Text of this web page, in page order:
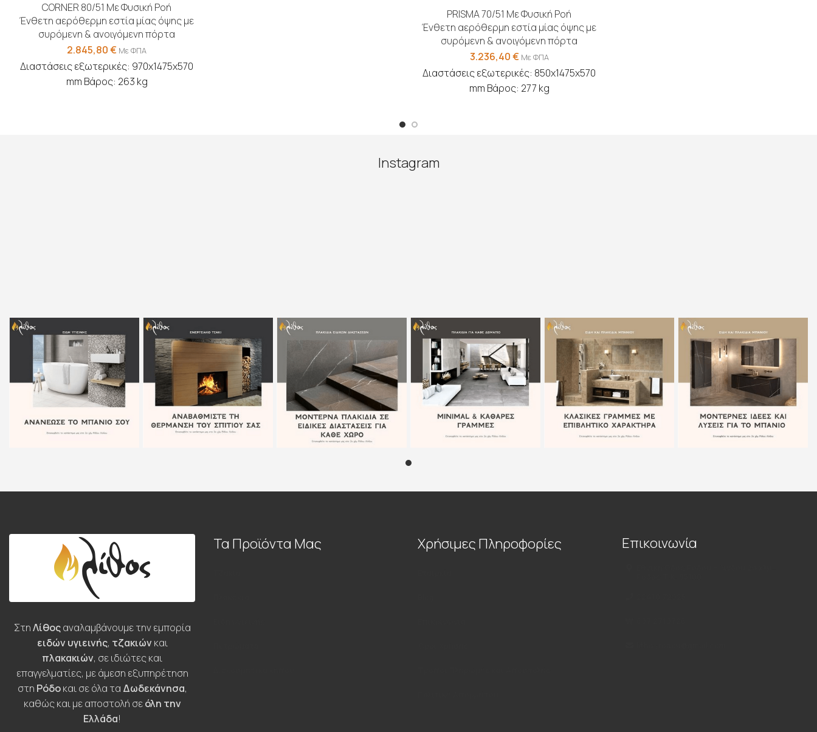
CORNER 80/51 Με Φυσική Ροή
Ένθετη αερόθερμη εστία μίας όψης με
συρόμενη & ανοιγόμενη πόρτα
2.845,80€ Με ΦΠΑ
Διαστάσεις εξωτερικές: 970x1475x570
mm Βάρος: 263 kg
PRISMA 70/51 Με Φυσική Ροή
Ένθετη αερόθερμη εστία μίας όψης με
συρόμενη & ανοιγόμενη πόρτα
3.236,40€ Με ΦΠΑ
Διαστάσεις εξωτερικές: 850x1475x570
mm Βάρος: 277 kg
Instagram
ΣτηΛίθοςαναλαμβάνουμε την εμπορία
ειδών υγιεινής, τζακιών και
πλακακιών, σε ιδιώτες και
επαγγελματίες, με άμεση εξυπηρέτηση
στη Ρόδοκαι σε όλα τα Δωδεκάνησα,
καθώς και με αποστολή σεόλη την
Ελλάδα!
Τα Προϊόντα Μας Χρήσιμες Πληροφορίες Επικοινωνία